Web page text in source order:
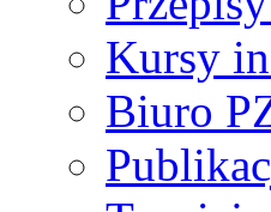
Kursy
Biuro